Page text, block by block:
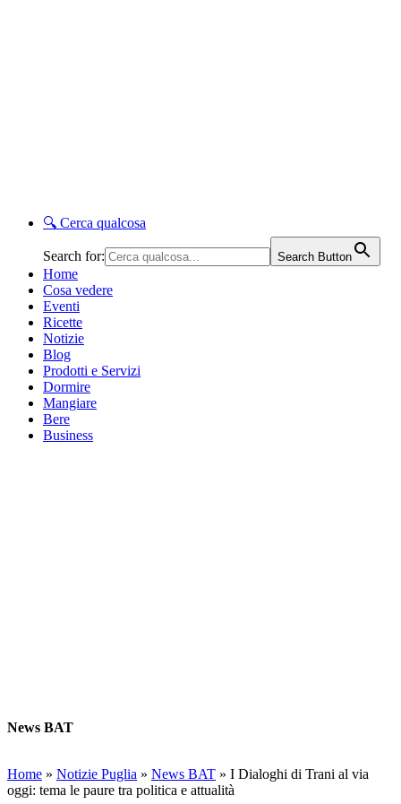
🔍 Cerca qualcosa
Search for: Search Button
Home
Cosa vedere
Eventi
Ricette
Notizie
Blog
Prodotti e Servizi
Dormire
Mangiare
Bere
Business
News BAT
Home » Notizie Puglia » News BAT » I Dialoghi di Trani al via
oggi: tema le paure tra politica e attualità